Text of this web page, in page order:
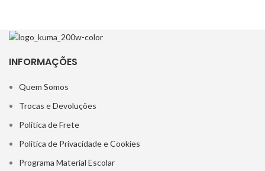
INFORMAÇÕES
Quem Somos
Trocas e Devoluções
Política de Frete
Política de Privacidade e Cookies
Programa Material Escolar